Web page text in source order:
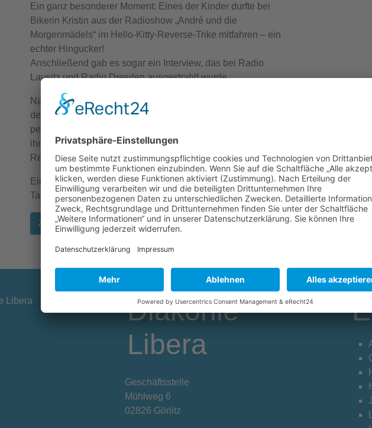
Ein ganz besonderer Moment: Eines der Kinder durfte bei
Bikerin Kristin aus der Radioshow „André und die
Morgenmädels“ im Hello‑Kitty‑Reverse‑Trike mitfahren – ein
echter Hingucker!
Anschließend gab es sogar ein Interview, das bei Radio
Lausitz und Radio Dresden ausgestrahlt wurde.
Nach den aufregenden Ausfahrten jagte am Nachmittag auf
dem Gelände des Billy Bads ein Highlight das nächste. Den
perfekten Ausklang fand der Tag bei der Disco, bevor alle in
ihre Schlafsäcke krochen und die Erlebnisse noch einmal
Revue passieren ließen.
Ein herzliches Dankeschön an alle, die diesen besonderen
Tag möglich machten!
Zurück
Diakonie
Libera
Geschäftsstelle
Mühlweg 6
02826 Görlitz